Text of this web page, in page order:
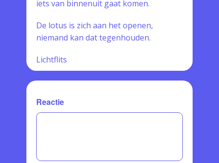
iets van binnenuit gaat komen.
De lotus is zich aan het openen,
niemand kan dat tegenhouden.
Lichtflits
Reactie